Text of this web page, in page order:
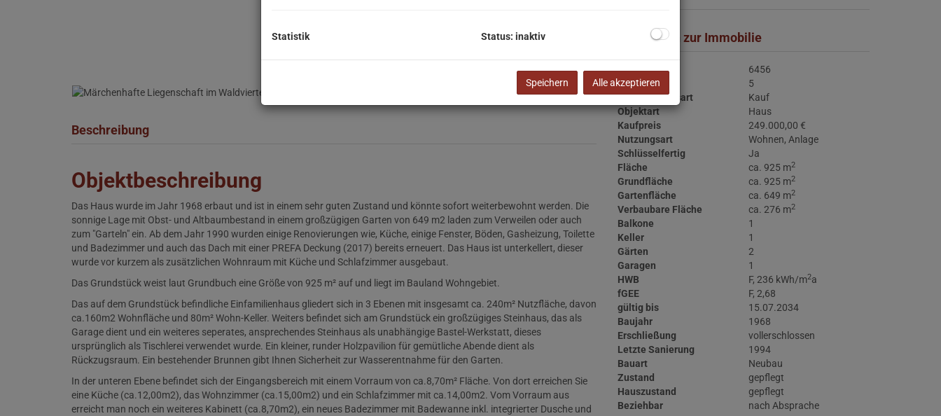
Beschreibung
Objektbeschreibung
Das Haus wurde im Jahr 1968 erbaut und ist in einem sehr guten Zustand und könnte sofort weiterbewohnt werden. Die
sonnige Lage mit Obst- und Altbaumbestand in einem großzügigen Garten von 649 m2 laden zum Verweilen oder auch
zum "Garteln" ein. Ab dem Jahr 1990 wurden einige Renovierungen wie, Küche, einige Fenster, Böden, Gasheizung, Toilette
und Badezimmer und auch das Dach mit einer PREFA Deckung (2017) bereits erneuert. Das Haus ist unterkellert, dieser
wurde vor kurzem als zusätzlichen Wohnraum mit Küche und Schlafzimmer ausgebaut.
Das Grundstück weist laut Grundbuch eine Größe von 925 m² auf und liegt im Bauland Wohngebiet.
Das auf dem Grundstück befindliche Einfamilienhaus gliedert sich in 3 Ebenen mit insgesamt ca. 240m² Nutzfläche, davon
ca.160m2 Wohnfläche und 80m² Wohn-Keller. Weiters befindet sich am Grundstück ein großzügiges Steinhaus, das als
Garage dient und ein weiteres seperates, ansprechendes Steinhaus als unabhängige Bastel-Werkstatt, dieses
ursprünglich als Tischlerei verwendet wurde. Ein kleiner, runder Holzpavilion für gemütliche Abende dient als
Rückzugsraum. Ein bestehender Brunnen gibt Ihnen Sicherheit zur Wasserentnahme für den Garten.
In der unteren Ebene befindet sich der Eingangsbereich mit einem Vorraum von ca.8,70m² Fläche. Von dort erreichen Sie
eine Küche (ca.12,00m2), das Wohnzimmer (ca.15,00m2) und ein Schlafzimmer mit ca.14,00m2. Vom Vorraum aus
erreicht man noch ein weiteres Kabinett (ca.8,70m2), ein neues Badezimmer mit Badewanne inkl. integrierter Dusche und
Basisdaten zur Immobilie
Objektnr.
6456
Zimmer
5
Vermarktungsart
Kauf
Objektart
Haus
Kaufpreis
249.000,00 €
Nutzungsart
Wohnen Anlage
Schlüsselfertig
Ja
Fläche
ca. 925 m2
Grundfläche ca. 925 m2
Gartenfläche ca. 649 m2
Verbaubare Fläche ca. 276 m2
Balkone
1
Keller
1
Gärten
2
Garagen
1
HWB
F, 236 kWh/m2a
fGEE
F, 2,68
gültig bis
15.07.2034
Baujahr
1968
Erschließung
vollerschlossen
Letzte Sanierung
1994
Bauart
Neubau
Zustand
gepflegt
Hauszustand
gepflegt
Beziehbar
nach Absprache
Statistik Status: inaktiv
Speichern Alle akzeptieren